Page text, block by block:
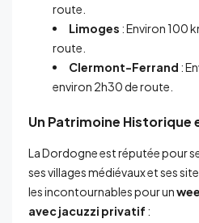
route.
Limoges : Environ 100
route.
Clermont-Ferrand :
environ 2h30 de route.
Un Patrimoine Historique
La Dordogne est réputée pour
ses villages médiévaux et ses
les incontournables pour un
avec jacuzzi privatif :